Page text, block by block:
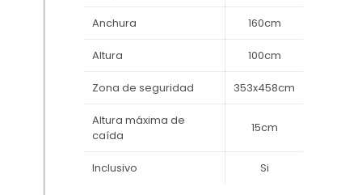
Anchura 160cm
Altura 100cm
Zona de seguridad 353x458cm
Altura máxima de
caída
15cm
Inclusivo Si